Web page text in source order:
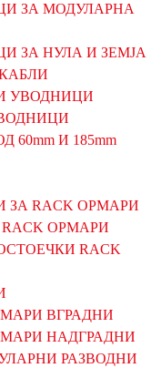
ЗА МОДУЛАРНА
ЗА НУЛА И ЗЕМЈА
УВОДНИЦИ
И 185mm
ЗА RACK ОРМАРИ
ОРМАРИ
RACK
ВГРАДНИ
НАДГРАДНИ
РАЗВОДНИ